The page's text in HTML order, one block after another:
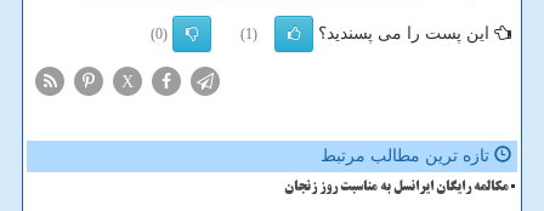
این پست را می پسندید؟ (1)
(0)
X
تازه ترین مطالب مرتبط
مکالمه رایگان ایرانسل به مناسبت روز زنجان